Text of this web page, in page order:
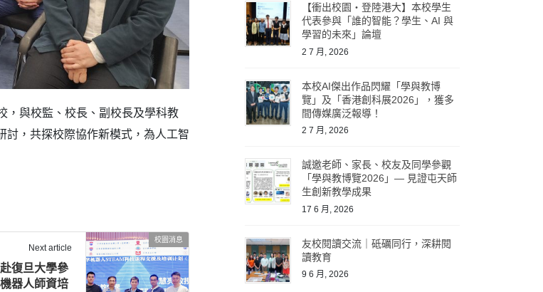
，與校監、校長、副校長及學科教
討，共探校際協作新模式，為人工智
校園消息
Next article
復旦大學參
器人師資培
【衝出校園・登陸港大】本校學生
代表參與「誰的智能？學生、AI 與
學習的未來」論壇
2 7 月, 2026
本校AI傑出作品閃耀「學與教博
覽」及「香港創科展2026」，獲多
間傳媒廣泛報導！
2 7 月, 2026
誠邀老師、家長、校友及同學參觀
「學與教博覽2026」— 見證屯天師
生創新教學成果
17 6 月, 2026
友校閱讀交流｜砥礪同行，深耕閱
讀教育
9 6 月, 2026